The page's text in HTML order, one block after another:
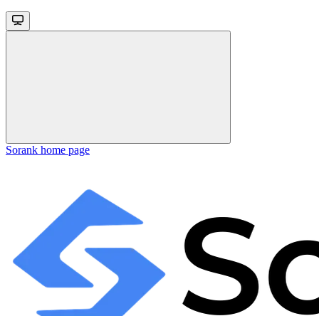
Sorank home page